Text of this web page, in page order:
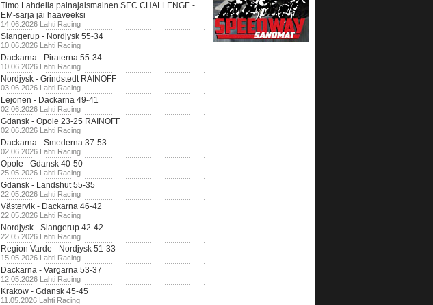
Timo Lahdella painajaismainen SEC CHALLENGE -
EM-sarja jäi haaveeksi
14.06.2026 Lahti Racing
Slangerup - Nordjysk 55-34
10.06.2026 Lahti Racing
Dackarna - Piraterna 55-34
10.06.2026 Lahti Racing
Nordjysk - Grindstedt RAINOFF
03.06.2026 Lahti Racing
Lejonen - Dackarna 49-41
02.06.2026 Lahti Racing
Gdansk - Opole 23-25 RAINOFF
02.06.2026 Lahti Racing
Dackarna - Smederna 37-53
02.06.2026 Lahti Racing
Opole - Gdansk 40-50
25.05.2026 Lahti Racing
Gdansk - Landshut 55-35
22.05.2026 Lahti Racing
Västervik - Dackarna 46-42
22.05.2026 Lahti Racing
Nordjysk - Slangerup 42-42
22.05.2026 Lahti Racing
Region Varde - Nordjysk 51-33
15.05.2026 Lahti Racing
Dackarna - Vargarna 53-37
12.05.2026 Lahti Racing
Krakow - Gdansk 45-45
11.05.2026 Lahti Racing